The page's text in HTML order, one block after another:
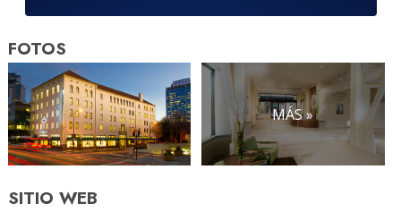
FOTOS
MÁS »
SITIO WEB